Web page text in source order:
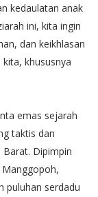
kedaulatan anak
ini, kita ingin
dan keikhlasan
khususnya
emas sejarah
taktis dan
Dipimpin
puluhan serdadu